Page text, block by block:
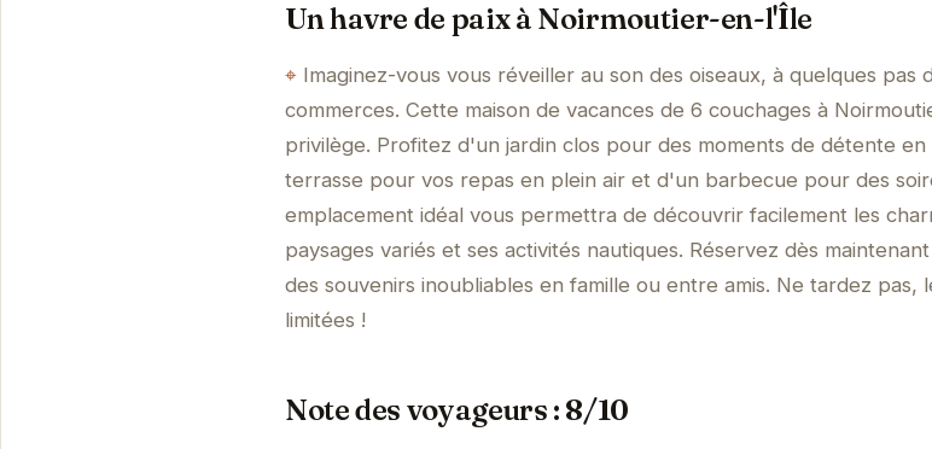
Un havre de paix à Noirmoutier-en-l'Île
Imaginez-vous vous réveiller au son des oiseaux, à quelques pas
commerces. Cette maison de vacances de 6 couchages à
privilège. Profitez d'un jardin clos pour des moments de détente
terrasse pour vos repas en plein air et d'un barbecue pour des
emplacement idéal vous permettra de découvrir facilement les
paysages variés et ses activités nautiques. Réservez dès
des souvenirs inoubliables en famille ou entre amis. Ne tardez pas,
limitées !
Note des voyageurs : 8/10